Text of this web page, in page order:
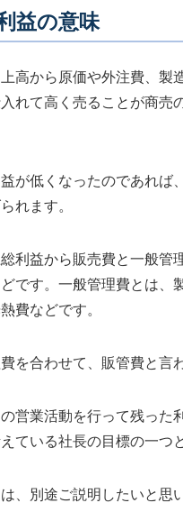
益の意味
高から原価や外注費、製
れて高く売ることが商売
が低くなったのであれ
れます。
利益から販売費と一般管
です。一般管理費とは、
費などです。
を合わせて、販管費と言
営業活動を行って残った
ている社長の目標の一つ
、別途ご説明したいと思